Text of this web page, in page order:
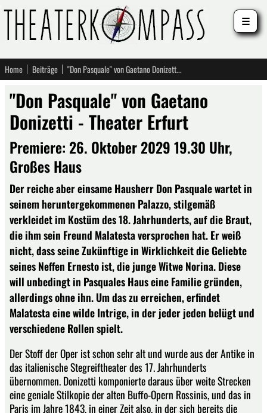
Home Beiträge "Don Pasquale" von Gaetano Donizetti - Theater Erfurt
"Don Pasquale" von Gaetano
Donizetti - Theater Erfurt
Premiere: 26. Oktober 2029 19.30 Uhr,
Großes Haus
Der reiche aber einsame Hausherr Don Pasquale wartet in
seinem heruntergekommenen Palazzo, stilgemäß
verkleidet im Kostüm des 18. Jahrhunderts, auf die Braut,
die ihm sein Freund Malatesta versprochen hat. Er weiß
nicht, dass seine Zukünftige in Wirklichkeit die Geliebte
seines Neffen Ernesto ist, die junge Witwe Norina. Diese
will unbedingt in Pasquales Haus eine Familie gründen,
allerdings ohne ihn. Um das zu erreichen, erfindet
Malatesta eine wilde Intrige, in der jeder jeden belügt und
verschiedene Rollen spielt.
Der Stoff der Oper ist schon sehr alt und wurde aus der Antike in
das italienische Stegreiftheater des 17. Jahrhunderts
übernommen. Donizetti komponierte daraus über weite Strecken
eine geniale Stilkopie der alten Buffo-Opern Rossinis, und das in
Paris im Jahre 1843, in einer Zeit also, in der sich bereits die
☰